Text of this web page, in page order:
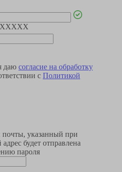
даю согласие на обработку
с Политикой
почты, указанный при
будет отправлена
пароля